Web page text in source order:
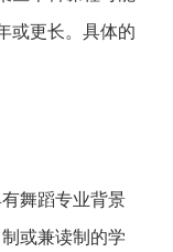
或更长。具体的
舞蹈专业背景
或兼读制的学